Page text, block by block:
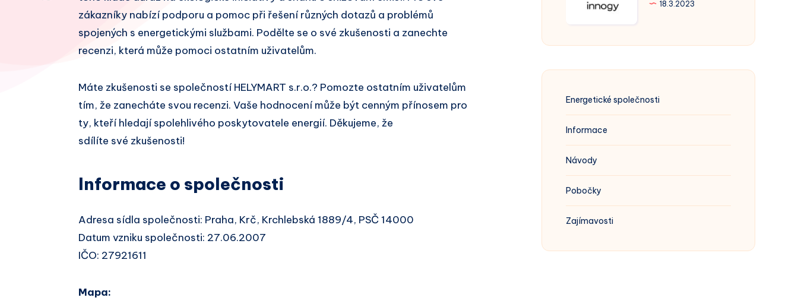
Telegram
Whatsapp
zákazníky nabízí podporu a pomoc při řešení různých dotazů a problémů
spojených s energetickými službami. Podělte se o své zkušenosti a zanechte
recenzi, která může pomoci ostatním uživatelům.
Máte zkušenosti se společností HELYMART s.r.o.? Pomozte ostatním uživatelům
tím, že zanecháte svou recenzi. Vaše hodnocení může být cenným přínosem pro
ty, kteří hledají spolehlivého poskytovatele energií. Děkujeme, že
sdílíte své zkušenosti!
Informace o společnosti
Adresa sídla společnosti: Praha, Krč, Krchlebská 1889/4, PSČ 14000
Datum vzniku společnosti: 27.06.2007
IČO: 27921611
Mapa:
přihlášení
dva
18.3.2023
Energetické společnosti
Informace
Návody
Pobočky
Zajímavosti